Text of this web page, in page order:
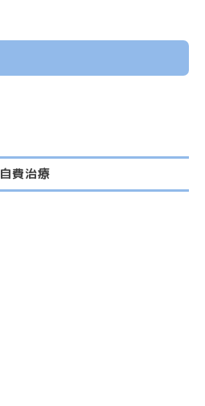
自費治療